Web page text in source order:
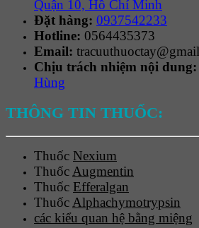
Quận 10, Hồ Chí Minh
Đặt hàng: 0937542233
Hotline: 0564435373
Email:
Chịu trách nhiệm nội dung:
Hùng
THÔNG TIN THUỐC:
Thuốc Nexium
Thuốc Augmentin
Thuốc Efferalgan
Thuốc Alphachymotrypsin
các kiểu quan hệ bằng miệng